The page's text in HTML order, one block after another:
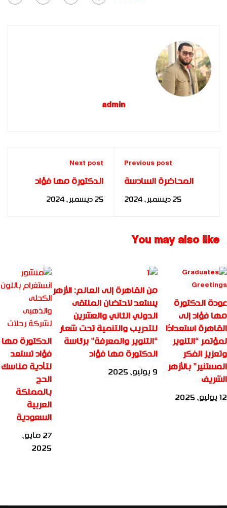
admin
Previous post
المحاضرة السادسة
25 ديسمبر، 2024
Next post
الدكتورة مها فؤاد
25 ديسمبر، 2024
You may also like
عودة الدكتورة
مها فؤاد إلى
القاهرة استعدادًا
لمؤتمر “التنوير
وتعزيز الفكر
المستنير” بالأزهر
الشريف
12 يوليو، 2025
من القاهرة إلى العالم: الأزهر
يستعد لاحتضان الملتقى
الدولي الثاني والعشرين
للتدريب والتنمية تحت شعار
“التنوير والمعرفة” برئاسة
الدكتورة مها فؤاد
9 يوليو، 2025
الدكتورة مها
فؤاد تستعد
لتأدية مناسك
الحج
بالمملكة
العربية
السعودية
27 مايو،
2025